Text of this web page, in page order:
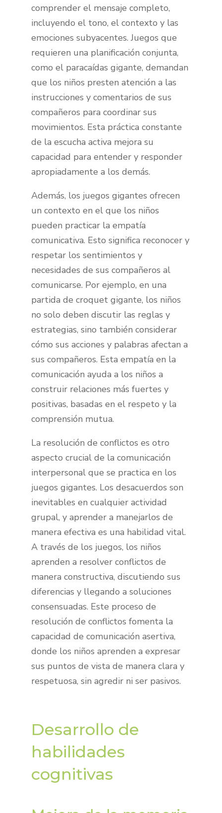
comprender el mensaje completo,
incluyendo el tono, el contexto y las
emociones subyacentes. Juegos que
requieren una planificación conjunta,
como el paracaídas gigante, demandan
que los niños presten atención a las
instrucciones y comentarios de sus
compañeros para coordinar sus
movimientos. Esta práctica constante
de la escucha activa mejora su
capacidad para entender y responder
apropiadamente a los demás.
Además, los juegos gigantes ofrecen
un contexto en el que los niños
pueden practicar la empatía
comunicativa. Esto significa reconocer y
respetar los sentimientos y
necesidades de sus compañeros al
comunicarse. Por ejemplo, en una
partida de croquet gigante, los niños
no solo deben discutir las reglas y
estrategias, sino también considerar
cómo sus acciones y palabras afectan a
sus compañeros. Esta empatía en la
comunicación ayuda a los niños a
construir relaciones más fuertes y
positivas, basadas en el respeto y la
comprensión mutua.
La resolución de conflictos es otro
aspecto crucial de la comunicación
interpersonal que se practica en los
juegos gigantes. Los desacuerdos son
inevitables en cualquier actividad
grupal, y aprender a manejarlos de
manera efectiva es una habilidad vital.
A través de los juegos, los niños
aprenden a resolver conflictos de
manera constructiva, discutiendo sus
diferencias y llegando a soluciones
consensuadas. Este proceso de
resolución de conflictos fomenta la
capacidad de comunicación asertiva,
donde los niños aprenden a expresar
sus puntos de vista de manera clara y
respetuosa, sin agredir ni ser pasivos.
Desarrollo de
habilidades
cognitivas